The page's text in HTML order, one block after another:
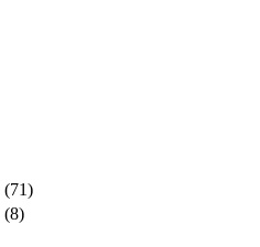
(71)
(8)